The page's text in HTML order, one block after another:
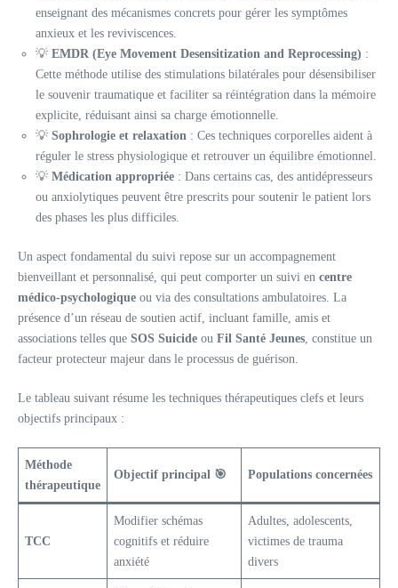
enseignant des mécanismes concrets pour gérer les symptômes
anxieux et les reviviscences.
💡 EMDR (Eye Movement Desensitization and Reprocessing) :
Cette méthode utilise des stimulations bilatérales pour désensibiliser
le souvenir traumatique et faciliter sa réintégration dans la mémoire
explicite, réduisant ainsi sa charge émotionnelle.
💡 Sophrologie et relaxation : Ces techniques corporelles aident à
réguler le stress physiologique et retrouver un équilibre émotionnel.
💡 Médication appropriée : Dans certains cas, des antidépresseurs
ou anxiolytiques peuvent être prescrits pour soutenir le patient lors
des phases les plus difficiles.
Un aspect fondamental du suivi repose sur un accompagnement
bienveillant et personnalisé, qui peut comporter un suivi en centre
médico-psychologique ou via des consultations ambulatoires. La
présence d’un réseau de soutien actif, incluant famille, amis et
associations telles que SOS Suicide ou Fil Santé Jeunes, constitue un
facteur protecteur majeur dans le processus de guérison.
Le tableau suivant résume les techniques thérapeutiques clefs et leurs
objectifs principaux :
Méthode
thérapeutique
Objectif principal 🎯 Populations concernées
TCC
Modifier schémas
cognitifs et réduire
anxiété
Adultes, adolescents,
victimes de trauma
divers